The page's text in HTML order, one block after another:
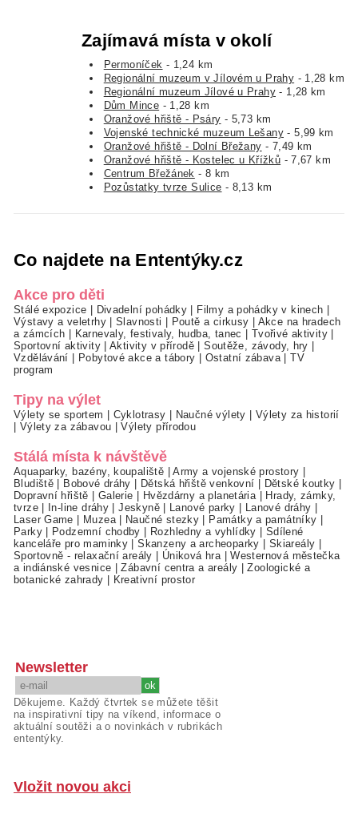
Zajímavá místa v okolí
Permoníček - 1,24 km
Regionální muzeum v Jílovém u Prahy - 1,28 km
Regionální muzeum Jílové u Prahy - 1,28 km
Dům Mince - 1,28 km
Oranžové hřiště - Psáry - 5,73 km
Vojenské technické muzeum Lešany - 5,99 km
Oranžové hřiště - Dolní Břežany - 7,49 km
Oranžové hřiště - Kostelec u Křížků - 7,67 km
Centrum Břežánek - 8 km
Pozůstatky tvrze Sulice - 8,13 km
Co najdete na Ententýky.cz
Akce pro děti
Stálé expozice | Divadelní pohádky | Filmy a pohádky v kinech |
Výstavy a veletrhy|Slavnosti | Poutě a cirkusy | Akce na hradech
a zámcích | Karnevaly, festivaly, hudba, tanec | Tvořivé aktivity |
Sportovní aktivity|Aktivity v přírodě |Soutěže, závody, hry |
Vzdělávání | Pobytové akce a tábory | Ostatní zábava |TV
program
Tipy na výlet
Výlety se sportem | Cyklotrasy | Naučné výlety | Výlety za historií
| Výlety za zábavou |Výlety přírodou
Stálá místa k návštěvě
Aquaparky, bazény, koupaliště |Army a vojenské prostory |
Bludiště | Bobové dráhy | Dětská hřiště venkovní | Dětské koutky |
Dopravní hřiště | Galerie | Hvězdárny a planetária | Hrady, zámky,
tvrze| In-line dráhy |Jeskyně| Lanové parky | Lanové dráhy |
Laser Game | Muzea| Naučné stezky | Památky a památníky |
Parky| Podzemní chodby | Rozhledny a vyhlídky | Sdílené
kanceláře pro maminky |Skanzeny a archeoparky | Skiareály |
Sportovně - relaxační areály | Úniková hra |Westernová městečka
a indiánské vesnice |Zábavní centra a areály |Zoologické a
botanické zahrady | Kreativní prostor
Newsletter
Děkujeme. Každý čtvrtek se můžete těšit
na inspirativní tipy na víkend, informace o
aktuální soutěži a o novinkách v rubrikách
ententýky.
Vložit novou akci